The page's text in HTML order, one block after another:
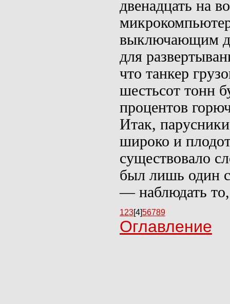
двенадцать на
выключающим
для
что танкер
шестьсот тонн
процентов
Итак,
широко и
существовало
был лишь один
— наблюдать то,
123[4]56789
Оглавление